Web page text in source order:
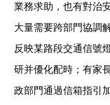
業務求助，也有對治
大量需要跨部門協調
反映某路段交通信號
研并優化配時；有家
政部門通過信箱指引